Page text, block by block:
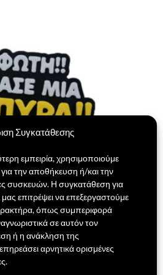
Συγκατάθεσης
εμπειρία, χρησιμοποιούμε
την αποθήκευση ή/και την
συσκευών. Η συγκατάθεση για
μας επιτρέψει να επεξεργαστούμε
όπως συμπεριφορά
σε αυτόν τον
ή η ανάκληση της
αρνητικά ορισμένες
Πιάσε μια Μπύρα
€.
ΚΑΛΆΘΙ